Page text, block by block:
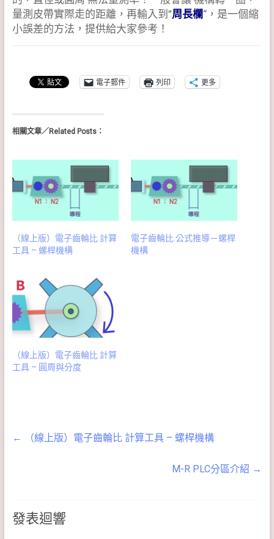
量測皮帶實際走的距離，再輸入到”周長欄“，是一個縮
小誤差的方法，提供給大家參考！
電子郵件 列印 更多
相關文章／Related Posts：
（線上版）電子齒輪比 計算
工具 – 螺桿機構
電子齒輪比 公式推導－螺桿
機構
（線上版）電子齒輪比 計算
工具 – 圓周與分度
← （線上版）電子齒輪比 計算工具 – 螺桿機構
M-R PLC分區介紹 →
發表迴響